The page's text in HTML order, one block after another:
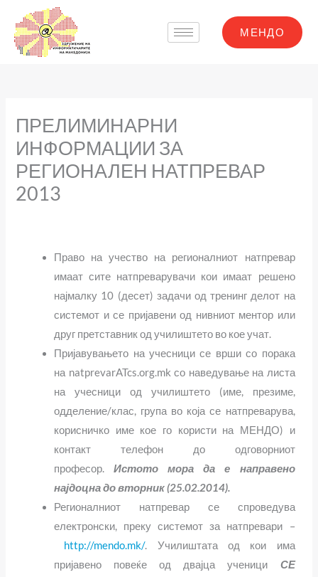
content
МЕНДО
ПРЕЛИМИНАРНИ
ИНФОРМАЦИИ ЗА
РЕГИОНАЛЕН НАТПРЕВАР
2013
Право на учество на регионалниот натпревар
имаат сите натпреварувачи кои имаат решено
најмалку 10 (десет) задачи од тренинг делот на
системот и се пријавени од нивниот ментор или
друг претставник од училиштето во кое учат.
Пријавувањето на учесници се врши со порака
на natprevarATcs.org.mkсо наведување на листа
на учесници од училиштето (име, презиме,
одделение/клас, група во која се натпреварува,
корисничко име кое го користи на МЕНДО) и
контакт телефон до одговорниот
професор.Истото мора да е направено
најдоцна до вторник (25.02.2014).
Регионалниот натпревар се спроведува
електронски, преку системот за натпревари –
http://mendo.mk/. Училиштата од кои има
пријавено повеќе од двајца ученици СЕ